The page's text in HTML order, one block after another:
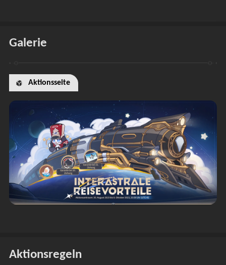
Galerie
Aktionsseite
Aktionsregeln